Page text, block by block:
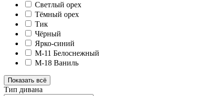
Светлый орех
Тёмный орех
Тик
Чёрный
Ярко-синий
M-11 Белоснежный
M-18 Ваниль
Показать всё
Тип дивана